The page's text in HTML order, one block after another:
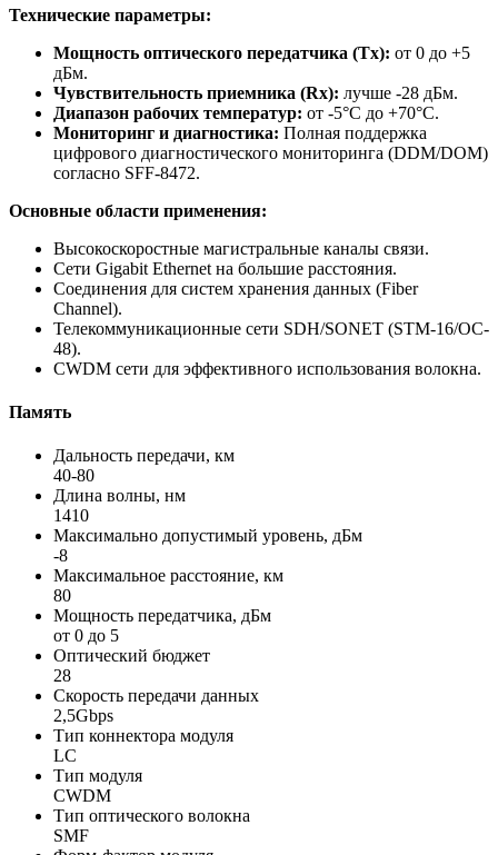
Технические параметры:
Мощность оптического передатчика (Tx): от 0 до +5
дБм.
Чувствительность приемника (Rx): лучше -28 дБм.
Диапазон рабочих температур: от -5°C до +70°C.
Мониторинг и диагностика: Полная поддержка
цифрового диагностического мониторинга (DDM/DOM)
согласно SFF-8472.
Основные области применения:
Высокоскоростные магистральные каналы связи.
Сети Gigabit Ethernet на большие расстояния.
Соединения для систем хранения данных (Fiber
Channel).
Телекоммуникационные сети SDH/SONET (STM-16/OC-
48).
CWDM сети для эффективного использования волокна.
Память
Дальность передачи, км
40-80
Длина волны, нм
1410
Максимально допустимый уровень, дБм
-8
Максимальное расстояние, км
80
Мощность передатчика, дБм
от 0 до 5
Оптический бюджет
28
Скорость передачи данных
2,5Gbps
Тип коннектора модуля
LC
Тип модуля
CWDM
Тип оптического волокна
SMF